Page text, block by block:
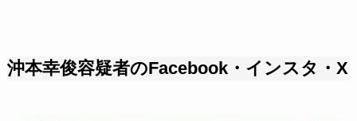
沖本幸俊容疑者のFacebook・インスタ・X